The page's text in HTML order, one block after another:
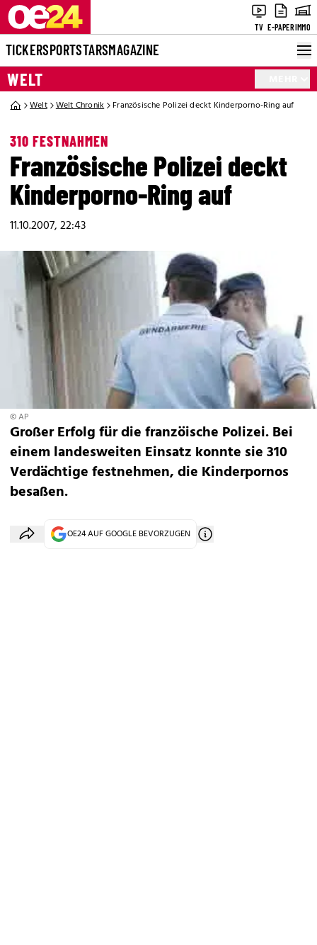
TV E-PAPERIMMO
TICKERSPORTSTARSMAGAZINE
WELT
Welt Welt Chronik Französische Polizei deckt Kinderporno-Ring auf
310 FESTNAHMEN
Französische Polizei deckt
Kinderporno-Ring auf
11.10.2007, 22:43
© AP
Großer Erfolg für die franzöische Polizei. Bei
einem landesweiten Einsatz konnte sie 310
Verdächtige festnehmen, die Kinderpornos
besaßen.
OE24 AUF GOOGLE BEVORZUGEN